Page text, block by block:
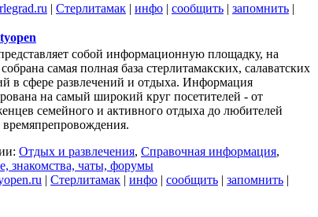
| Стерлитамак | инфо | сообщить | запомнить |
собой информационную площадку, на
самая полная база стерлитамакских, салаватских
в сфере развлечений и отдыха. Информация
на самый широкий круг посетителей - от
семейного и активного отдыха до любителей
времяпрепровождения.
Отдых и развлечения, Справочная информация,
знакомства, чаты, форумы
| Стерлитамак | инфо | сообщить | запомнить |